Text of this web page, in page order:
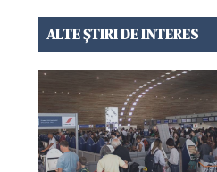
ALTE ȘTIRI DE INTERES